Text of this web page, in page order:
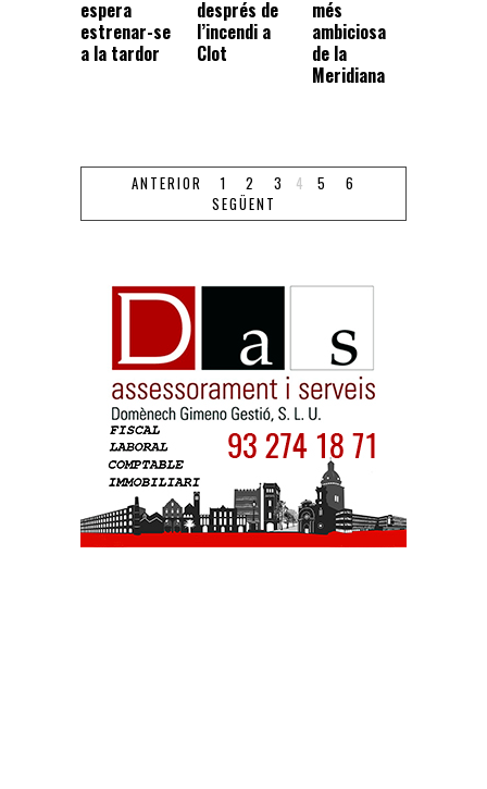
espera
estrenar-se
a la tardor
després de
l’incendi a
Clot
més
ambiciosa
de la
Meridiana
ANTERIOR 1 2 3 4 5
6
SEGÜENT